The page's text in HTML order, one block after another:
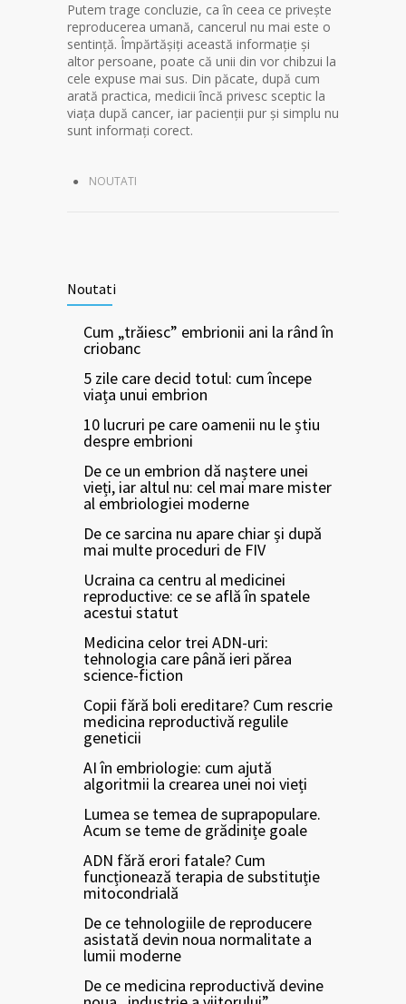
Putem trage concluzie, ca în ceea ce privește
reproducerea umană, cancerul nu mai este o
sentință. Împărtășiți această informație și
altor persoane, poate că unii din vor chibzui la
cele expuse mai sus. Din păcate, după cum
arată practica, medicii încă privesc sceptic la
viața după cancer, iar pacienții pur și simplu nu
sunt informați corect.
NOUTATI
Noutati
Cum „trăiesc” embrionii ani la rând în
criobanc
5 zile care decid totul: cum începe
viața unui embrion
10 lucruri pe care oamenii nu le știu
despre embrioni
De ce un embrion dă naștere unei
vieți, iar altul nu: cel mai mare mister
al embriologiei moderne
De ce sarcina nu apare chiar și după
mai multe proceduri de FIV
Ucraina ca centru al medicinei
reproductive: ce se află în spatele
acestui statut
Medicina celor trei ADN-uri:
tehnologia care până ieri părea
science-fiction
Copii fără boli ereditare? Cum rescrie
medicina reproductivă regulile
geneticii
AI în embriologie: cum ajută
algoritmii la crearea unei noi vieți
Lumea se temea de suprapopulare.
Acum se teme de grădinițe goale
ADN fără erori fatale? Cum
funcționează terapia de substituție
mitocondrială
De ce tehnologiile de reproducere
asistată devin noua normalitate a
lumii moderne
De ce medicina reproductivă devine